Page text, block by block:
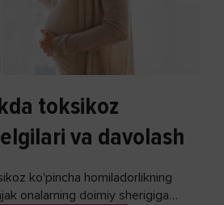
toksikoz
va davolash
ko'pincha homiladorlikning
onalarning doimiy sherigiga